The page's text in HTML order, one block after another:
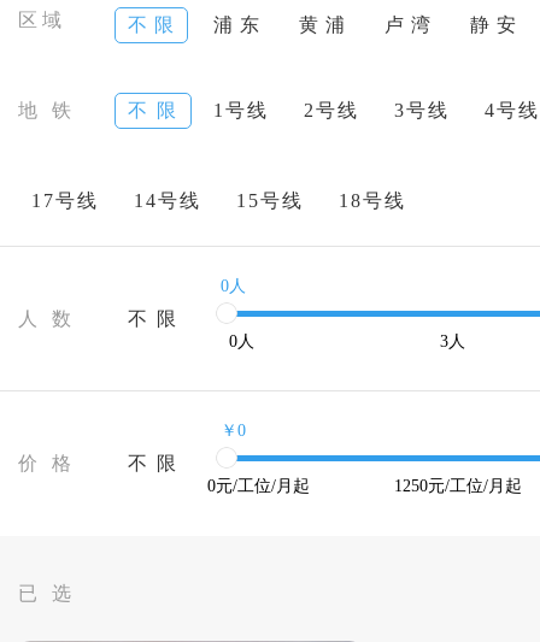
区域 不 限 浦 东 黄 浦 卢 湾 静 安
地 铁 不 限 1号线 2号线 3号线 4号线
17号线 14号线 15号线 18号线
人 数 不 限
0人
0人 3人
价 格 不 限
￥0
0元/工位/月起 1250元/工位/月起
已 选